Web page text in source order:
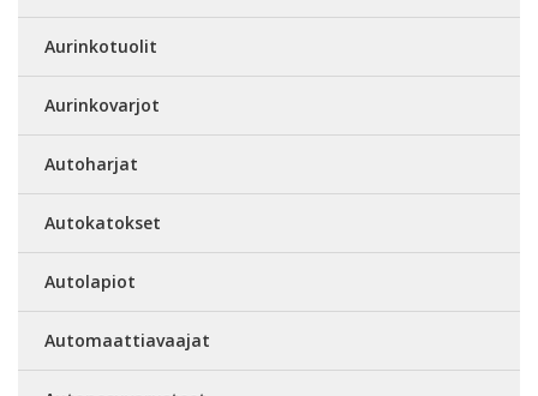
Aurinkotuolit
Aurinkovarjot
Autoharjat
Autokatokset
Autolapiot
Automaattiavaajat